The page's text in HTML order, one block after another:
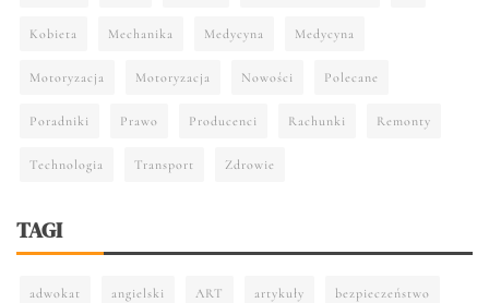
Kobieta Mechanika Medycyna Medycyna
Motoryzacja Motoryzacja Nowości Polecane
Poradniki Prawo Producenci Rachunki Remonty
Technologia Transport Zdrowie
TAGI
adwokat angielski ART artykuły bezpieczeństwo